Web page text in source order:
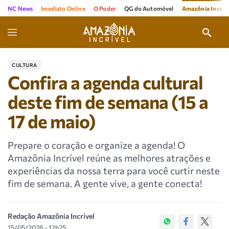
NC News Imediato Online O Poder QG do Automóvel Amazônia
CULTURA
Confira a agenda cultural
deste fim de semana (15 a
17 de maio)
Prepare o coração e organize a agenda! O
Amazônia Incrível reúne as melhores atrações e
experiências da nossa terra para você curtir neste
fim de semana. A gente vive, a gente conecta!
Redação Amazônia Incrível